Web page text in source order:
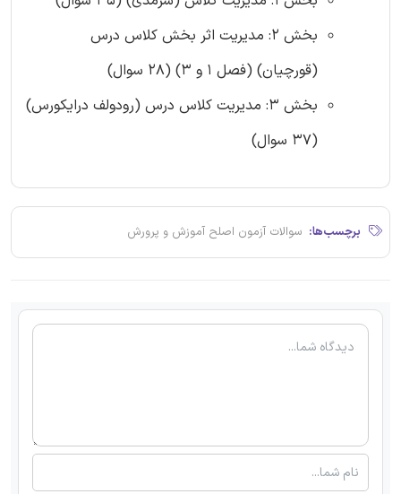
بخش 2: مدیریت اثر بخش کلاس درس
(قورچیان) (فصل 1 و 3) (28 سوال)
بخش 3: مدیریت کلاس درس (رودولف درایکورس)
(37 سوال)
برچسب‌ها: سوالات آزمون اصلح آموزش و پرورش